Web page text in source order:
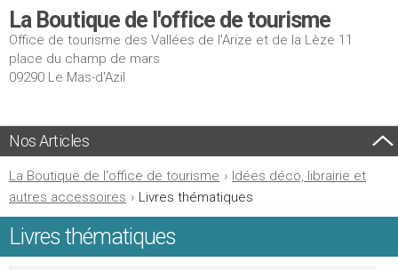
La Boutique de l'office de tourisme
Office de tourisme des Vallées de l'Arize et de la Lèze 11
place du champ de mars
09290 Le Mas-d'Azil
Nos Articles
La Boutique de l'office de tourisme › Idées déco, librairie et
autres accessoires › Livres thématiques
Livres thématiques